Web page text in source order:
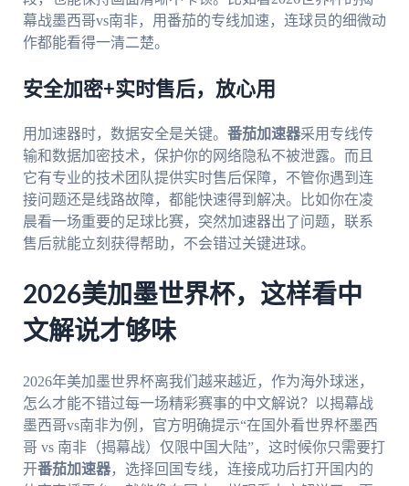
幕战墨西哥vs南非，用番茄的专线加速，连球员的细微动
作都能看得一清二楚。
安全加密+实时售后，放心用
用加速器时，数据安全是关键。 番茄加速器采用专线传
输和数据加密技术，保护你的网络隐私不被泄露。而且
它有专业的技术团队提供实时售后保障，不管你遇到连
接问题还是线路故障，都能快速得到解决。比如你在凌
晨看一场重要的足球比赛，突然加速器出了问题，联系
售后就能立刻获得帮助，不会错过关键进球。
2026美加墨世界杯，这样看中
文解说才够味
2026年美加墨世界杯离我们越来越近，作为海外球迷，
怎么才能不错过每一场精彩赛事的中文解说？以揭幕战
墨西哥vs南非为例，官方明确提示“在国外看世界杯墨西
哥 vs 南非（揭幕战）仅限中国大陆”，这时候你只需要打
开番茄加速器，选择回国专线，连接成功后打开国内的